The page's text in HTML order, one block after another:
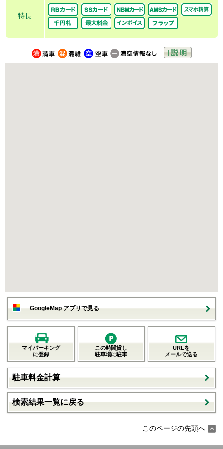
特長
GoogleMap アプリで見る
マイパーキング
に登録
この時間貸し
駐車場に駐車
URLを
メールで送る
駐車料金計算
検索結果一覧に戻る
このページの先頭へ